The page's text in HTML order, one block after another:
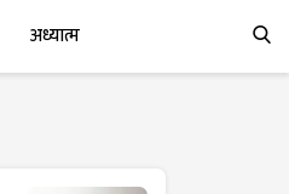
अध्यात्म